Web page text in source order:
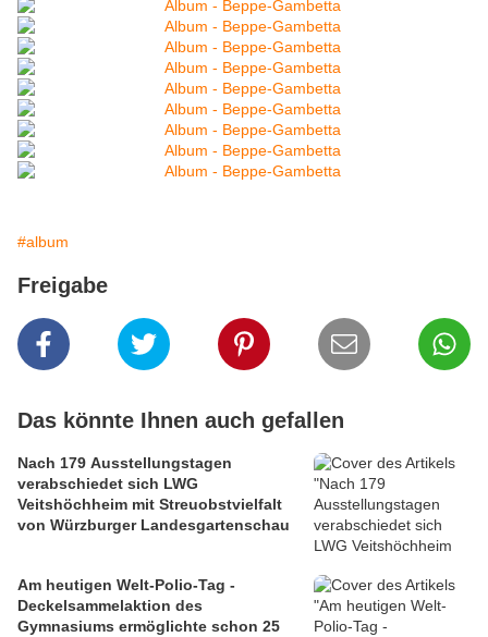
#album
Freigabe
Das könnte Ihnen auch gefallen
Nach 179 Ausstellungstagen
verabschiedet sich LWG
Veitshöchheim mit Streuobstvielfalt
von Würzburger Landesgartenschau
Am heutigen Welt-Polio-Tag -
Deckelsammelaktion des
Gymnasiums ermöglichte schon 25